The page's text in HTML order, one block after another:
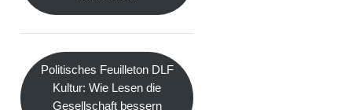
Politisches Feuilleton DLF
Kultur: Wie Lesen die
Gesellschaft bessern